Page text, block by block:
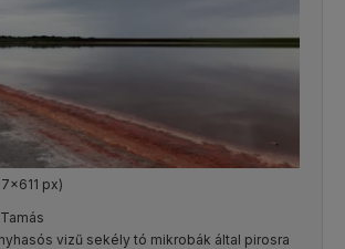
px)
vizű sekély tó mikrobák által pirosra